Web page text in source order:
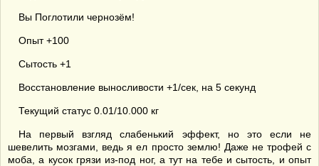
Вы Поглотили чернозём!
Опыт +100
Сытость +1
Восстановление выносливости +1/сек, на 5 секунд
Текущий статус 0.01/10.000 кг
На первый взгляд слабенький эффект, но это если не
шевелить мозгами, ведь я ел просто землю! Даже не трофей с
моба, а кусок грязи из-под ног, а тут на тебе и сытость, и опыт